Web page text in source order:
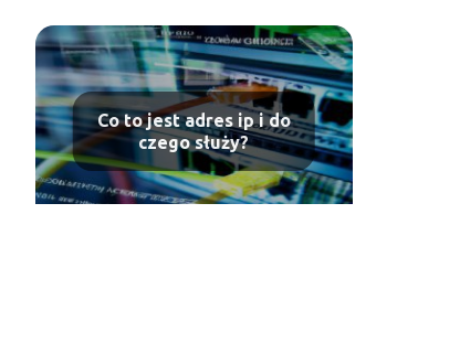
Co to jest adres ip i do
czego służy?